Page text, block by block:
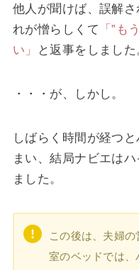
他人が聞けば、誤解
れが憎らしくて 「”も
い」
と返事をしました
・・・が、しかし。
しばらく時間が経つ
まい、結局ナビエは
ました。
この後は、夫婦
室のベッドでは